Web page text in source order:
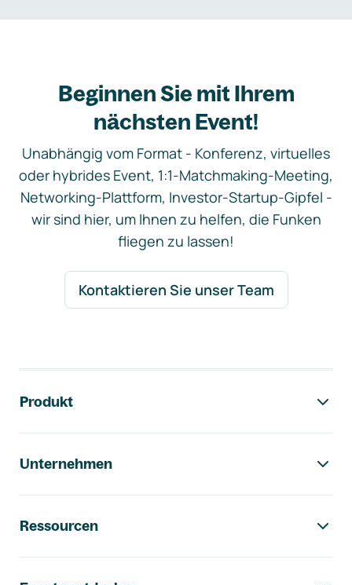
Beginnen Sie mit Ihrem
nächsten Event!
Unabhängig vom Format - Konferenz, virtuelles
oder hybrides Event, 1:1-Matchmaking-Meeting,
Networking-Plattform, Investor-Startup-Gipfel -
wir sind hier, um Ihnen zu helfen, die Funken
fliegen zu lassen!
Kontaktieren Sie unser Team
Produkt
Unternehmen
Ressourcen